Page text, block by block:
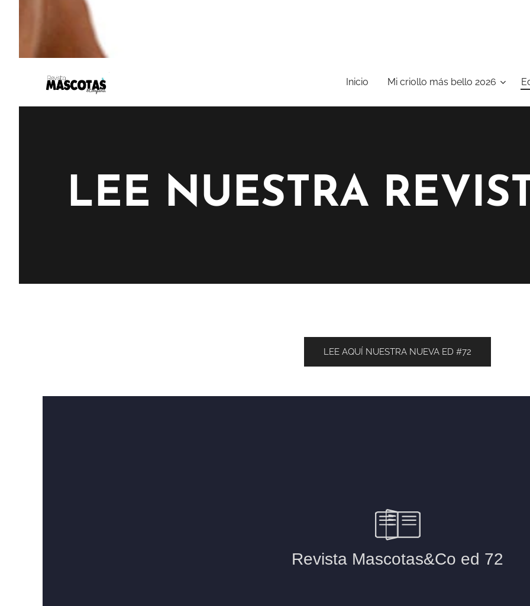
Inicio Mi criollo más bello 2026
LEE NUESTRA
LEE AQUÍ NUESTRA NUEVA ED #72